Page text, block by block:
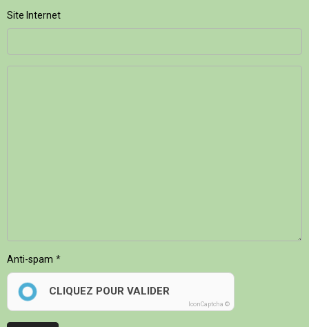
Site Internet
Anti-spam
CLIQUEZ POUR VALIDER
IconCaptcha ©